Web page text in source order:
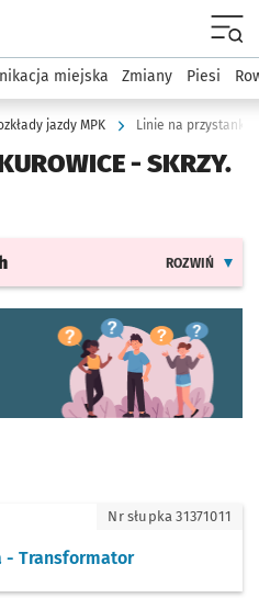
podserwis: Komunikacja
miejska Zmiany Piesi
jazdy MPK Linie na przystanku
- SKRZY.
ROZWIŃ
się w nowej karcie
-
- Transformator
Nr słupka 31371011